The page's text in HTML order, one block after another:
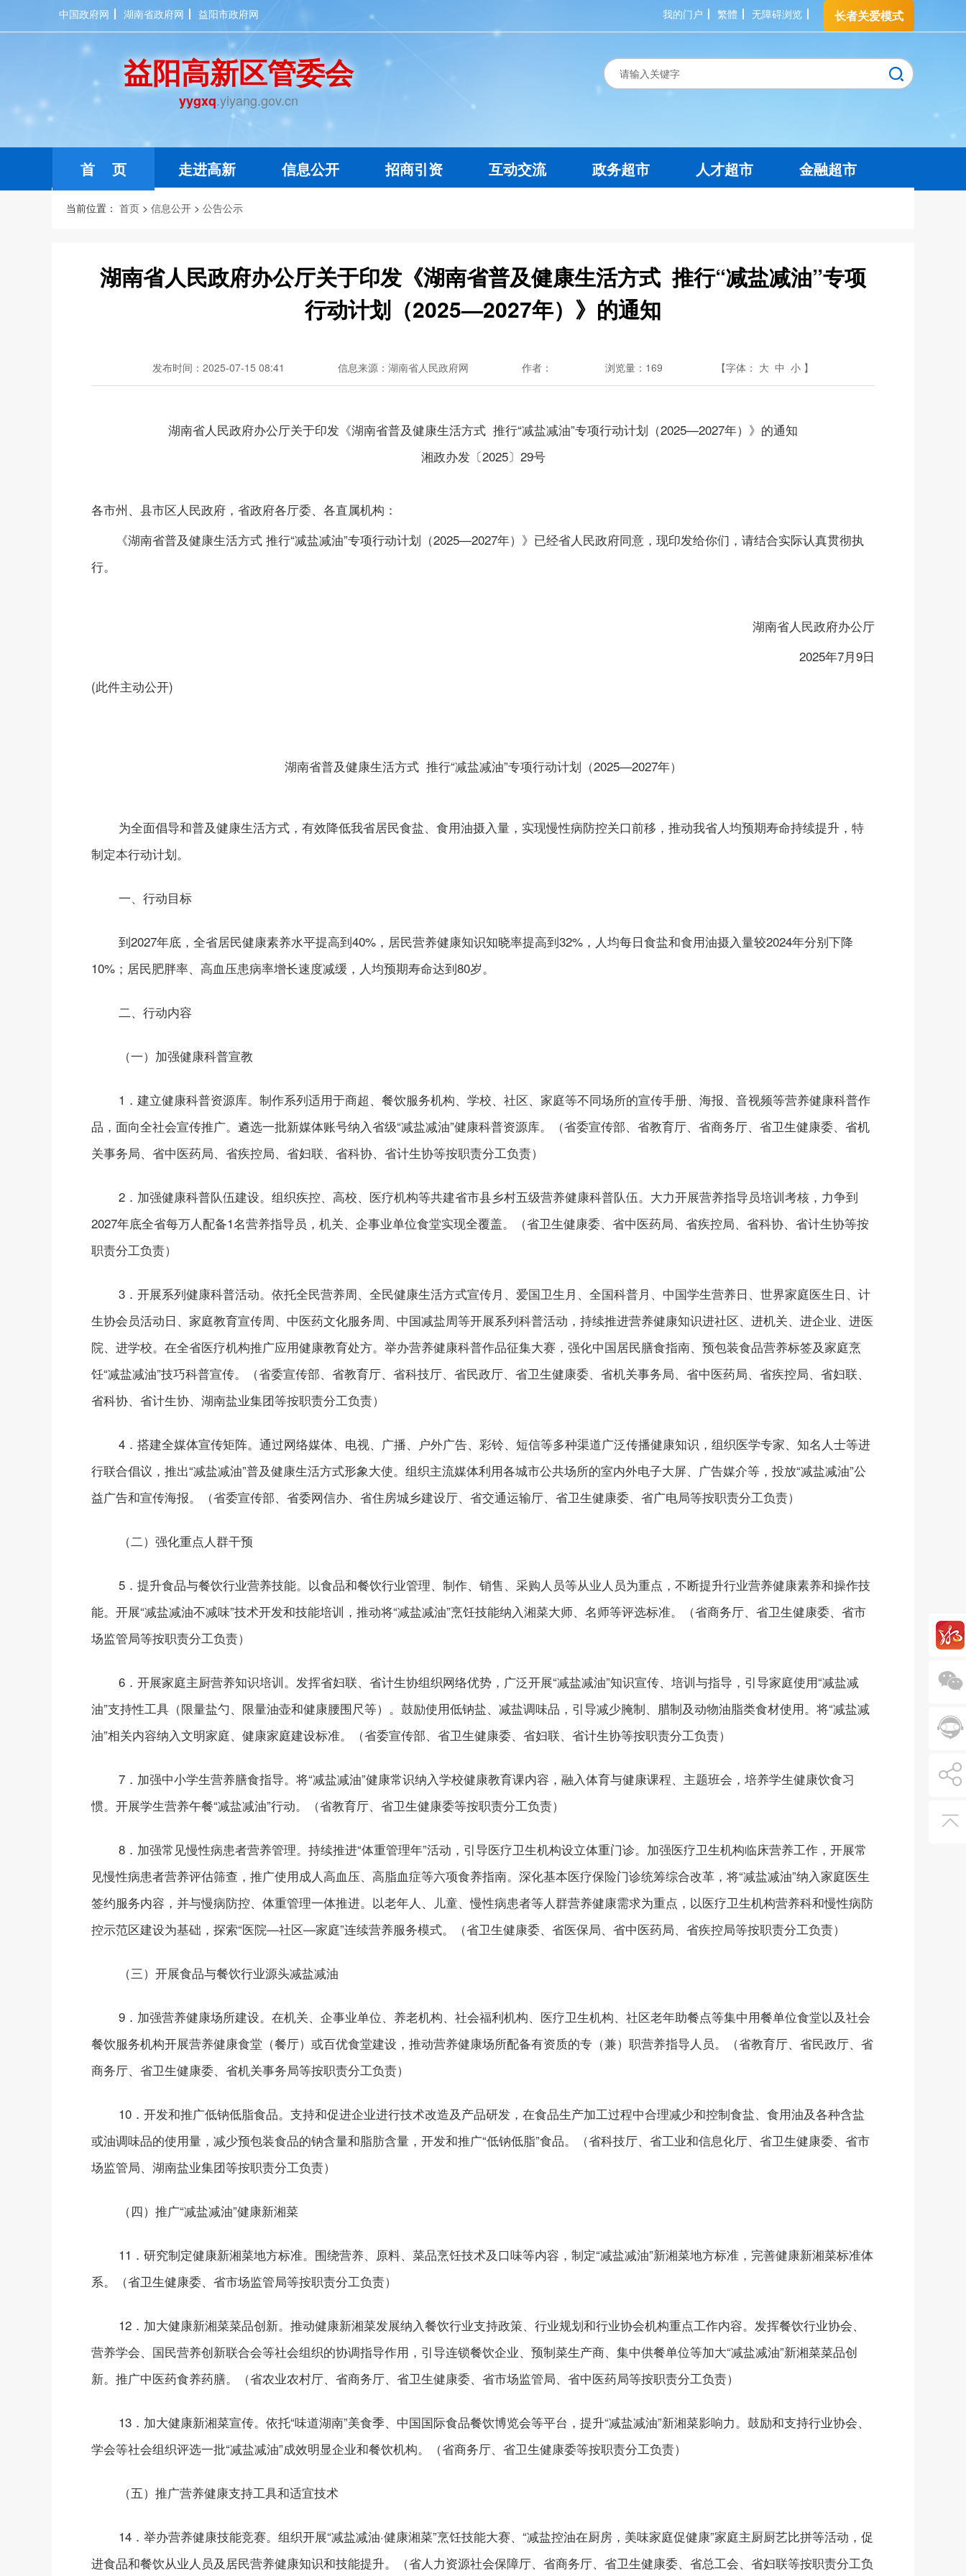
中国政府网 湖南省政府网 益阳市政府网 我的门户 繁體 无障碍浏览 长者关爱模式
益阳高新区管委会
yygxq.yiyang.gov.cn
首 页 走进高新 信息公开 招商引资 互动交流 政务超市 人才超市 金融超市
当前位置： 首页 > 信息公开 > 公告公示
湖南省人民政府办公厅关于印发《湖南省普及健康生活方式 推行“减盐减油”专项
行动计划（2025—2027年）》的通知
发布时间：2025-07-15 08:41 信息来源：湖南省人民政府网 作者： 浏览量： 169 【字体： 大 中 小 】
湖南省人民政府办公厅关于印发 《湖南省普及健康生活方式 推行“减盐减油”专项行动计划（2025—2027年）》的通知
湘政办发〔2025〕29号
各市州、县市区人民政府，省政府各厅委、各直属机构：
《湖南省普及健康生活方式 推行“减盐减油”专项行动计划（2025—2027年）》已经省人民政府同意，现印发给你们，请结合实际认真贯彻执
行。
湖南省人民政府办公厅
2025年7月9日
(此件主动公开)
湖南省普及健康生活方式 推行“减盐减油”专项行动计划（2025—2027年）
为全面倡导和普及健康生活方式，有效降低我省居民食盐、食用油摄入量，实现慢性病防控关口前移，推动我省人均预期寿命持续提升，特
制定本行动计划。
一、行动目标
到2027年底，全省居民健康素养水平提高到40%，居民营养健康知识知晓率提高到32%，人均每日食盐和食用油摄入量较2024年分别下降
10%；居民肥胖率、高血压患病率增长速度减缓，人均预期寿命达到80岁。
二、行动内容
（一）加强健康科普宣教
1．建立健康科普资源库。制作系列适用于商超、餐饮服务机构、学校、社区、家庭等不同场所的宣传手册、海报、音视频等营养健康科普作
品，面向全社会宣传推广。遴选一批新媒体账号纳入省级“减盐减油”健康科普资源库。（省委宣传部、省教育厅、省商务厅、省卫生健康委、省机
关事务局、省中医药局、省疾控局、省妇联、省科协、省计生协等按职责分工负责）
2．加强健康科普队伍建设。组织疾控、高校、医疗机构等共建省市县乡村五级营养健康科普队伍。大力开展营养指导员培训考核，力争到
2027年底全省每万人配备1名营养指导员，机关、企事业单位食堂实现全覆盖。（省卫生健康委、省中医药局、省疾控局、省科协、省计生协等按
职责分工负责）
3．开展系列健康科普活动。依托全民营养周、全民健康生活方式宣传月、爱国卫生月、全国科普月、中国学生营养日、世界家庭医生日、计
生协会员活动日、家庭教育宣传周、中医药文化服务周、中国减盐周等开展系列科普活动，持续推进营养健康知识进社区、进机关、进企业、进医
院、进学校。在全省医疗机构推广应用健康教育处方。举办营养健康科普作品征集大赛，强化中国居民膳食指南、预包装食品营养标签及家庭烹
饪“减盐减油”技巧科普宣传。（省委宣传部、省教育厅、省科技厅、省民政厅、省卫生健康委、省机关事务局、省中医药局、省疾控局、省妇联、
省科协、省计生协、湖南盐业集团等按职责分工负责）
4．搭建全媒体宣传矩阵。通过网络媒体、电视、广播、户外广告、彩铃、短信等多种渠道广泛传播健康知识，组织医学专家、知名人士等进
行联合倡议，推出“减盐减油”普及健康生活方式形象大使。组织主流媒体利用各城市公共场所的室内外电子大屏、广告媒介等，投放“减盐减油”公
益广告和宣传海报。（省委宣传部、省委网信办、省住房城乡建设厅、省交通运输厅、省卫生健康委、省广电局等按职责分工负责）
（二）强化重点人群干预
5．提升食品与餐饮行业营养技能。以食品和餐饮行业管理、制作、销售、采购人员等从业人员为重点，不断提升行业营养健康素养和操作技
能。开展“减盐减油不减味”技术开发和技能培训，推动将“减盐减油”烹饪技能纳入湘菜大师、名师等评选标准。（省商务厅、省卫生健康委、省市
场监管局等按职责分工负责）
6．开展家庭主厨营养知识培训。发挥省妇联、省计生协组织网络优势，广泛开展“减盐减油”知识宣传、培训与指导，引导家庭使用“减盐减
油”支持性工具（限量盐勺、限量油壶和健康腰围尺等）。鼓励使用低钠盐、减盐调味品，引导减少腌制、腊制及动物油脂类食材使用。将“减盐减
油”相关内容纳入文明家庭、健康家庭建设标准。（省委宣传部、省卫生健康委、省妇联、省计生协等按职责分工负责）
7．加强中小学生营养膳食指导。将“减盐减油”健康常识纳入学校健康教育课内容，融入体育与健康课程、主题班会，培养学生健康饮食习
惯。开展学生营养午餐“减盐减油”行动。（省教育厅、省卫生健康委等按职责分工负责）
8．加强常见慢性病患者营养管理。持续推进“体重管理年”活动，引导医疗卫生机构设立体重门诊。加强医疗卫生机构临床营养工作，开展常
见慢性病患者营养评估筛查，推广使用成人高血压、高脂血症等六项食养指南。深化基本医疗保险门诊统筹综合改革，将“减盐减油”纳入家庭医生
签约服务内容，并与慢病防控、体重管理一体推进。以老年人、儿童、慢性病患者等人群营养健康需求为重点，以医疗卫生机构营养科和慢性病防
控示范区建设为基础，探索“医院—社区—家庭”连续营养服务模式。（省卫生健康委、省医保局、省中医药局、省疾控局等按职责分工负责）
（三）开展食品与餐饮行业源头减盐减油
9．加强营养健康场所建设。在机关、企事业单位、养老机构、社会福利机构、医疗卫生机构、社区老年助餐点等集中用餐单位食堂以及社会
餐饮服务机构开展营养健康食堂（餐厅）或百优食堂建设，推动营养健康场所配备有资质的专（兼）职营养指导人员。（省教育厅、省民政厅、省
商务厅、省卫生健康委、省机关事务局等按职责分工负责）
10．开发和推广低钠低脂食品。支持和促进企业进行技术改造及产品研发，在食品生产加工过程中合理减少和控制食盐、食用油及各种含盐
或油调味品的使用量，减少预包装食品的钠含量和脂肪含量，开发和推广“低钠低脂”食品。（省科技厅、省工业和信息化厅、省卫生健康委、省市
场监管局、湖南盐业集团等按职责分工负责）
（四）推广“减盐减油”健康新湘菜
11．研究制定健康新湘菜地方标准。围绕营养、原料、菜品烹饪技术及口味等内容，制定“减盐减油”新湘菜地方标准，完善健康新湘菜标准体
系。（省卫生健康委、省市场监管局等按职责分工负责）
12．加大健康新湘菜菜品创新。推动健康新湘菜发展纳入餐饮行业支持政策、行业规划和行业协会机构重点工作内容。发挥餐饮行业协会、
营养学会、国民营养创新联合会等社会组织的协调指导作用，引导连锁餐饮企业、预制菜生产商、集中供餐单位等加大“减盐减油”新湘菜菜品创
新。推广中医药食养药膳。（省农业农村厅、省商务厅、省卫生健康委、省市场监管局、省中医药局等按职责分工负责）
13．加大健康新湘菜宣传。依托“味道湖南”美食季、中国国际食品餐饮博览会等平台，提升“减盐减油”新湘菜影响力。鼓励和支持行业协会、
学会等社会组织评选一批“减盐减油”成效明显企业和餐饮机构。（省商务厅、省卫生健康委等按职责分工负责）
（五）推广营养健康支持工具和适宜技术
14．举办营养健康技能竞赛。组织开展“减盐减油·健康湘菜”烹饪技能大赛、“减盐控油在厨房，美味家庭促健康”家庭主厨厨艺比拼等活动，促
进食品和餐饮从业人员及居民营养健康知识和技能提升。（省人力资源社会保障厅、省商务厅、省卫生健康委、省总工会、省妇联等按职责分工负